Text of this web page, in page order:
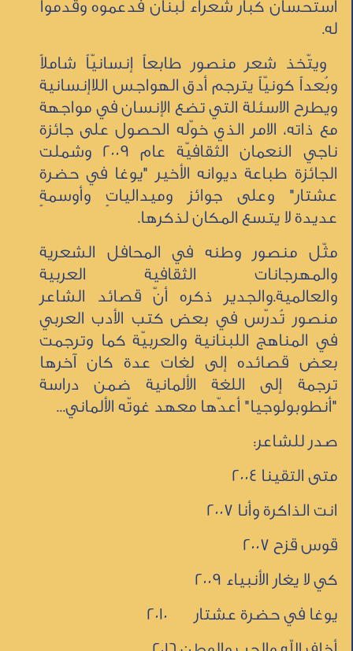
استحسان كبار شعراء لبنان فدعموه وقدموا
له.
ويتّخذ شعر منصور طابعاً إنسانيّاً شاملاً
وبُعداً كونيّاً يترجم أدق الهواجس اللاإنسانية
ويطرح الاسئلة التي تضع الإنسان في مواجهة
مع ذاته، الامر الذي خوّله الحصول على جائزة
ناجي النعمان الثقافيّة عام 2009 وشملت
الجائزة طباعة ديوانه الأخير "يوغا في حضرة
عشتار" وعلى جوائز وميدالياتٍ وأوسمةٍ
عديدة لا يتسع المكان لذكرها.
مثّل منصور وطنه في المحافل الشعرية
والمهرجانات الثقافية العربية
والعالمية.والجدير ذكره أنّ قصائد الشاعر
منصور تُدرّس في بعض كتب الأدب العربي
في المناهج اللبنانية والعربيّة كما وترجمت
بعض قصائده إلى لغات عدة كان آخرها
ترجمة إلى اللغة الألمانية ضمن دراسة
"أنطوبولوجيا" أعدّها معهد غوتّه الألماني...
صدر للشاعر:
متى التقينا 2004
انت الذاكرة وأنا 2007
قوس قزح 2007
كي لا يغار الأنبياء 2009
يوغا في حضرة عشتار 2010